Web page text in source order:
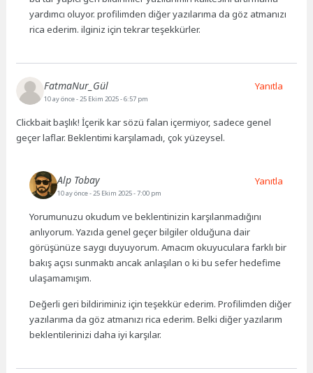
yardımcı oluyor. profilimden diğer yazılarıma da göz atmanızı
rica ederim. ilginiz için tekrar teşekkürler.
FatmaNur_Gül
10 ay önce- 25 Ekim 2025 - 6:57 pm
Clickbait başlık! İçerik kar sözü falan içermiyor, sadece genel
geçer laflar. Beklentimi karşılamadı, çok yüzeysel.
Yanıtla
Alp Tobay
10 ay önce- 25 Ekim 2025 - 7:00 pm
Yorumunuzu okudum ve beklentinizin karşılanmadığını
anlıyorum. Yazıda genel geçer bilgiler olduğuna dair
görüşünüze saygı duyuyorum. Amacım okuyuculara farklı bir
bakış açısı sunmaktı ancak anlaşılan o ki bu sefer hedefime
ulaşamamışım.
Değerli geri bildiriminiz için teşekkür ederim. Profilimden diğer
yazılarıma da göz atmanızı rica ederim. Belki diğer yazılarım
beklentilerinizi daha iyi karşılar.
Yanıtla